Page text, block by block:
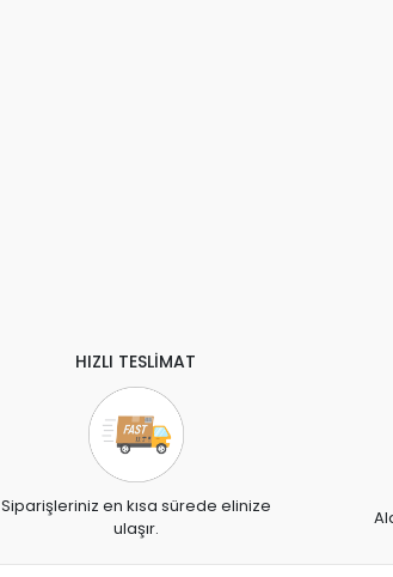
HIZLI TESLİMAT
Siparişleriniz en kısa sürede elinize
ulaşır.